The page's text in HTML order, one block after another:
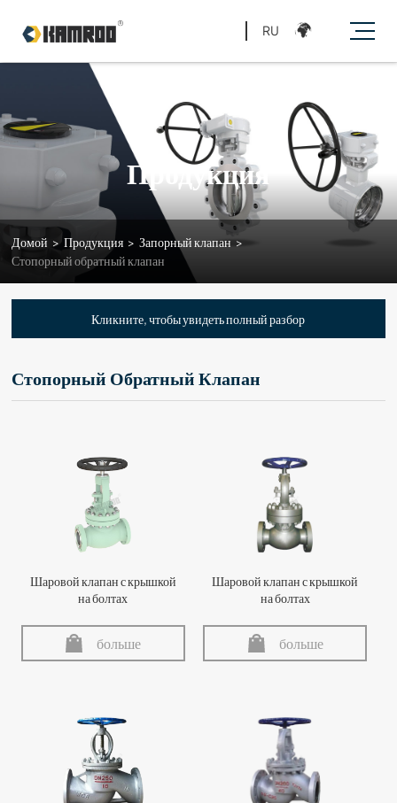
RU
Продукция
Домой > Продукция > Запорный клапан >
Стопорный обратный клапан
Кликните, чтобы увидеть полный разбор
Стопорный Обратный Клапан
Шаровой клапан с крышкой
на болтах
больше
Шаровой клапан с крышкой
на болтах
больше